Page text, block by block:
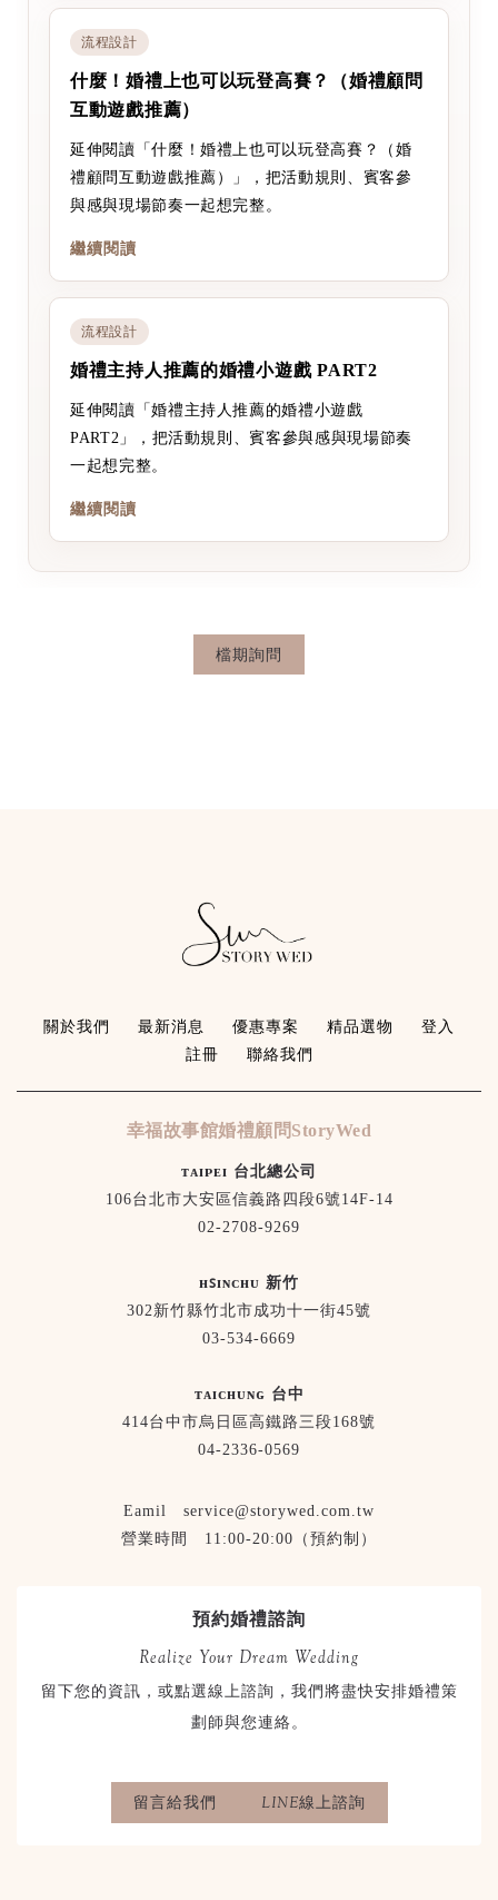
流程設計
什麼！婚禮上也可以玩登高賽？（婚禮顧問
互動遊戲推薦）
延伸閱讀「什麼！婚禮上也可以玩登高賽？（婚
禮顧問互動遊戲推薦）」，把活動規則、賓客參
與感與現場節奏一起想完整。
繼續閱讀
流程設計
婚禮主持人推薦的婚禮小遊戲 PART2
延伸閱讀「婚禮主持人推薦的婚禮小遊戲
PART2」，把活動規則、賓客參與感與現場節奏
一起想完整。
繼續閱讀
檔期詢問
關於我們 最新消息 優惠專案 精品選物
登入
註冊
聯絡我們
幸福故事館婚禮顧問StoryWed
ᴛᴀɪᴘᴇɪ 台北總公司
106台北市大安區信義路四段6號14F-14
02-2708-9269
ʜꜱɪɴᴄʜᴜ 新竹
302新竹縣竹北市成功十一街45號
03-534-6669
ᴛᴀɪᴄʜᴜɴɢ 台中
414台中市烏日區高鐵路三段168號
04-2336-0569
Eamil service@storywed.com.tw
營業時間 11:00-20:00（預約制）
預約婚禮諮詢
Realize Your Dream Wedding
留下您的資訊，或點選線上諮詢，我們將盡快安排婚禮策
劃師與您連絡。
留言給我們 LINE線上諮詢